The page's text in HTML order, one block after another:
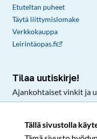
Tällä sivustolla
Etuteltan puheet
Täytä liittymislomake
Verkkokauppa
Leirintäopas.fi
Tilaa uutiskirje!
Ajankohtaiset vinkit ja